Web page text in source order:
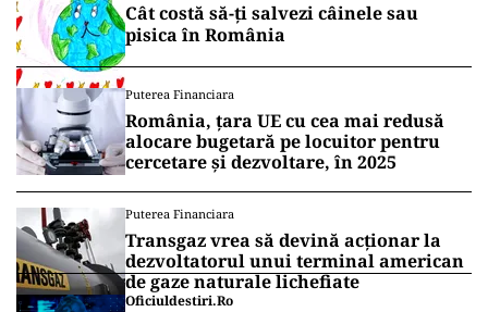
Cât costă să-ți salvezi câinele sau
pisica în România
Puterea Financiara
România, țara UE cu cea mai redusă
alocare bugetară pe locuitor pentru
cercetare și dezvoltare, în 2025
Puterea Financiara
Transgaz vrea să devină acționar la
dezvoltatorul unui terminal american
de gaze naturale lichefiate
Oficiuldestiri.ro